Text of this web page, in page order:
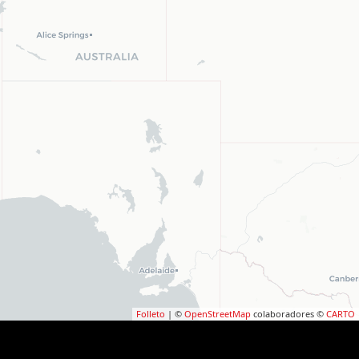
Folleto | © OpenStreetMap colaboradores © CARTO